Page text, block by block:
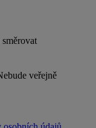
veřejně